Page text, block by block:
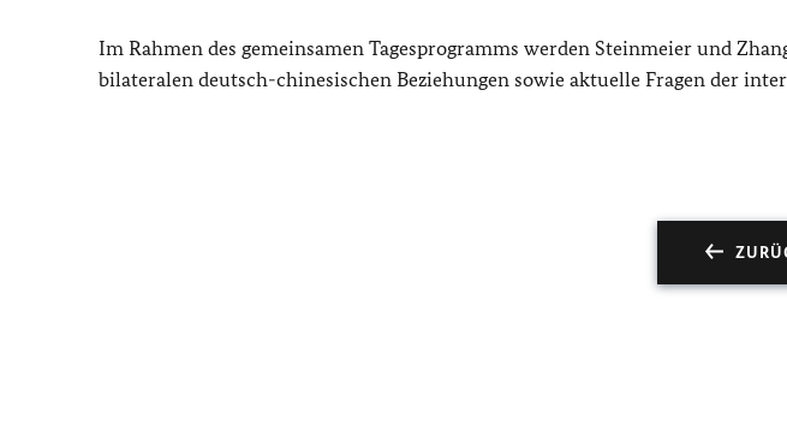
Im Rahmen des gemeinsamen Tagesprogramms werden Steinmeier und
bilateralen deutsch-chinesischen Beziehungen sowie aktuelle Fragen der